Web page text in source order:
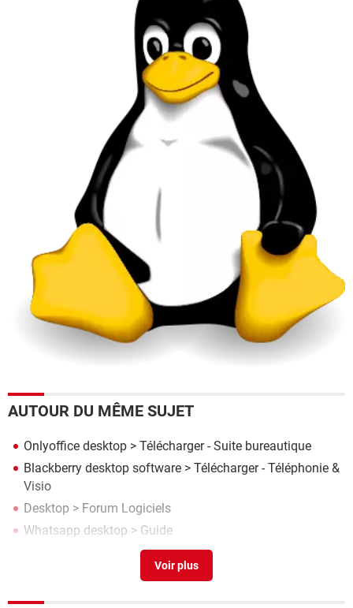
AUTOUR DU MÊME SUJET
Onlyoffice desktop > Télécharger - Suite bureautique
Blackberry desktop software > Télécharger - Téléphonie &
Visio
Desktop > Forum Logiciels
Whatsapp desktop > Guide
> Télécharger - Personnalisation